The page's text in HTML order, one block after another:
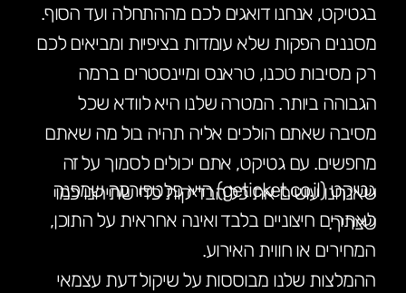
גטיקט (geticket.co.il) היא פלטפורמה שמפנה
לאתרים חיצוניים בלבד ואינה אחראית על התוכן,
המחירים או חווית האירוע.
ההמלצות שלנו מבוססות על שיקול דעת עצמאי
בגטיקט, אנחנו דואגים לכם מההתחלה ועד הסוף.
מסננים הפקות שלא עומדות בציפיות ומביאים לכם
רק מסיבות טכנו, טראנס ומיינסטרים ברמה
הגבוהה ביותר. המטרה שלנו היא לוודא שכל
מסיבה שאתם הולכים אליה תהיה בול מה שאתם
מחפשים. עם גטיקט, אתם יכולים לסמוך על זה
שאנחנו עושים את כל הבדיקות כדי שתיהנו כמו
שצריך.